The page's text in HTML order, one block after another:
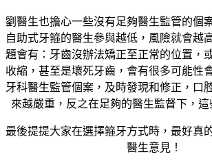
劉醫生也擔心一些沒有足夠醫生監管的個
自助式牙箍的醫生參與越低，風險就會越
題會有：牙齒沒辦法矯正至正常的位置，
收縮，甚至是壞死牙齒，會有很多可能性
牙科醫生監管個案，及時發現和修正，口
來越嚴重，反之在足夠的醫生監督下，這
最後提提大家在選擇箍牙方式時，最好真
醫生意見！